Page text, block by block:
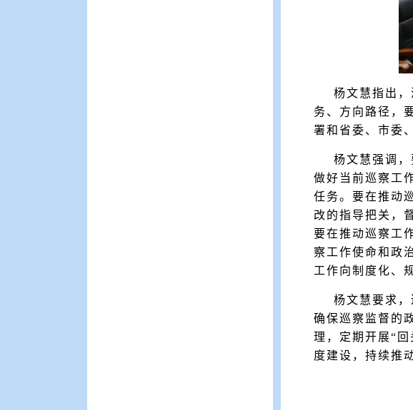
杨文慧指出
务、方向路径，
署和省委、市委
杨文慧强调
做好当前巡察工
任务。要在推动
改的指导把关，
要在推动巡察工
察工作使命和政
工作向制度化、
杨文慧要求
确保巡察监督的
理，定期开展“
度建设，持续推